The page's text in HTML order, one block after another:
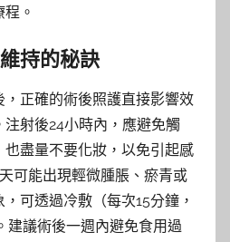
。
持的秘訣
正確的術後照護直接影響效
射後24小時內，應避免觸
盡量不要化妝，以免引起感
可能出現輕微腫脹、瘀青或
可透過冷敷（每次15分鐘，
建議術後一週內避免食用過